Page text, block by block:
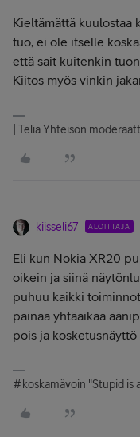
Kieltämättä kuulostaa
tuo, ei ole itselle
että sait kuitenkin
Kiitos myös vinkin
| Telia Yhteisön
kiisseli67 ALOITTAJA
Eli kun Nokia XR20
oikein ja siinä
puhuu kaikki
painaa yhtäaikaa
pois ja
#koskamävoin "Stupid is